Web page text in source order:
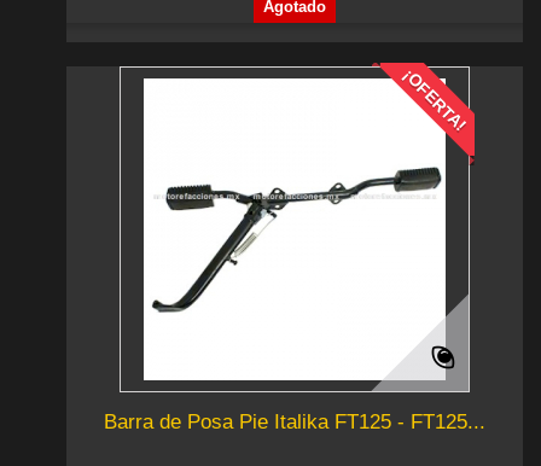
Agotado
¡OFERTA!
Barra de Posa Pie Italika FT125 - FT125...